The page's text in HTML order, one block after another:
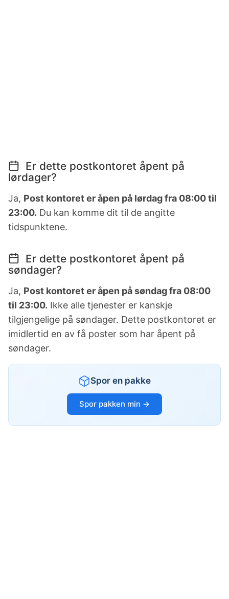
Er dette postkontoret åpent på
lørdager?
Ja, Post kontoret er åpen på lørdag fra 08:00 til
23:00. Du kan komme dit til de angitte
tidspunktene.
Er dette postkontoret åpent på
søndager?
Ja, Post kontoret er åpen på søndag fra 08:00
til 23:00. Ikke alle tjenester er kanskje
tilgjengelige på søndager. Dette postkontoret er
imidlertid en av få poster som har åpent på
søndager.
Spor en pakke
Spor pakken min →